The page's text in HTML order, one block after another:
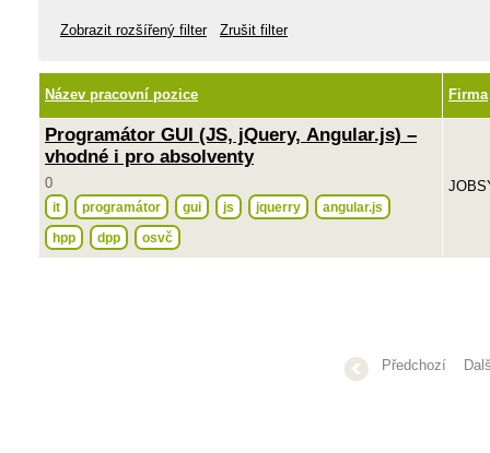
Zobrazit rozšířený filter Zrušit filter
Název pracovní pozice Firma
Programátor GUI (JS, jQuery, Angular.js) –
vhodné i pro absolventy
0
it programátor gui js jquerry angular.js
hpp dpp osvč
Předchozí